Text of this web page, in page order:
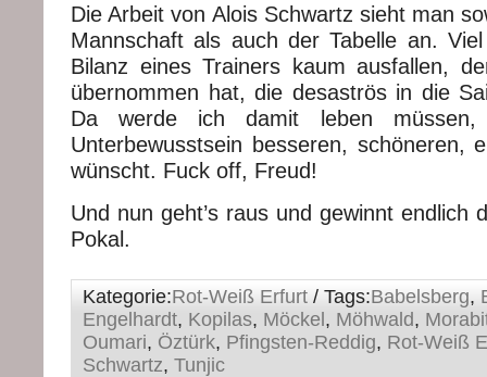
Die Arbeit von Alois Schwartz sieht man
Mannschaft als auch der Tabelle an.
Bilanz eines Trainers kaum ausfallen,
übernommen hat, die desaströs in die
Da werde ich damit leben
Unterbewusstsein besseren, schöneren,
wünscht. Fuck off, Freud!
Und nun geht’s raus und gewinnt endlich
Pokal.
Kategorie:Rot-Weiß Erfurt / Tags:Babelsberg,
Engelhardt, Kopilas, Möckel, Möhwald,
Oumari, Öztürk, Pfingsten-Reddig, Rot-Weiß
Schwartz, Tunjic